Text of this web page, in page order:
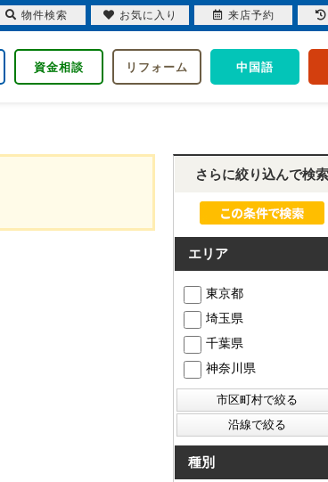
資金相談 リフォーム 中国語
さらに絞り込んで検索
エリア
東京都
埼玉県
千葉県
神奈川県
種別
物件検索 お気に入り 来店予約